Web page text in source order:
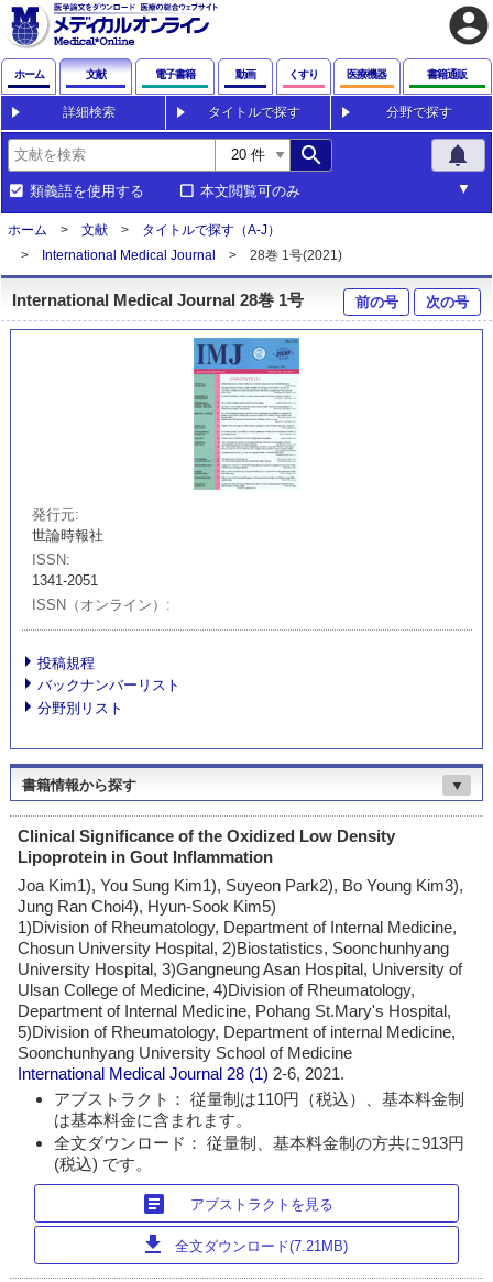
account_circle
ホーム 文献 電子書籍 動画 くすり 医療機器 書籍通販
詳細検索 タイトルで探す 分野で探す
search notifications
類義語を使用する 本文閲覧可のみ
ホーム 文献
タイトルで探す（A-J）
International Medical Journal
28巻 1号(2021)
International Medical Journal 28巻 1号 前の号 次の号
発行元
世論時報社
ISSN
1341-2051
ISSN（オンライン）
投稿規程
バックナンバーリスト
分野別リスト
書籍情報から探す ▼
Clinical Significance of the Oxidized Low Density
Lipoprotein in Gout Inflammation
Joa Kim1), You Sung Kim1), Suyeon Park2), Bo Young Kim3),
Jung Ran Choi4), Hyun-Sook Kim5)
1)Division of Rheumatology, Department of Internal Medicine,
Chosun University Hospital, 2)Biostatistics, Soonchunhyang
University Hospital, 3)Gangneung Asan Hospital, University of
Ulsan College of Medicine, 4)Division of Rheumatology,
Department of Internal Medicine, Pohang St.Mary's Hospital,
5)Division of Rheumatology, Department of internal Medicine,
Soonchunhyang University School of Medicine
International Medical Journal 28 (1)2-6, 2021.
アブストラクト： 従量制は110円（税込）、基本料金制
は基本料金に含まれます。
全文ダウンロード： 従量制、基本料金制の方共に913円
(税込) です。
article アブストラクトを見る
download 全文ダウンロード(7.21MB)